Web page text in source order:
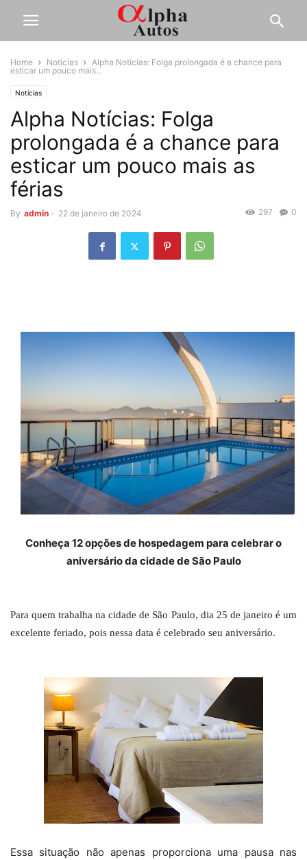
Home Notícias
Alpha Notícias: Folga prolongada é a chance para
esticar um pouco mais...
Notícias
Alpha Notícias: Folga
prolongada é a chance para
esticar um pouco mais as
férias
By admin - 22 de janeiro de 2024 0
297
Conheça 12 opções de hospedagem para celebrar o
aniversário da cidade de São Paulo
Para quem trabalha na cidade de São Paulo, dia 25 de janeiro é um
excelente feriado, pois nessa data é celebrado seu aniversário.
Essa situação não apenas proporciona uma pausa nas